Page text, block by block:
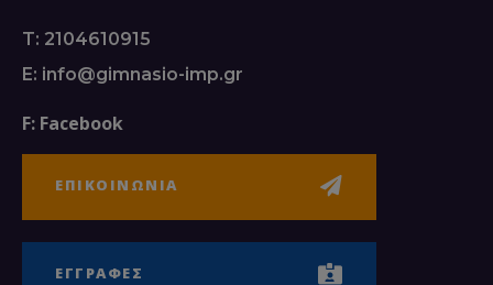
T: 2104610915
E: info@gimnasio-imp.gr
F: Facebook
ΕΠΙΚΟΙΝΩΝΙΑ
ΕΓΓΡΑΦΕΣ